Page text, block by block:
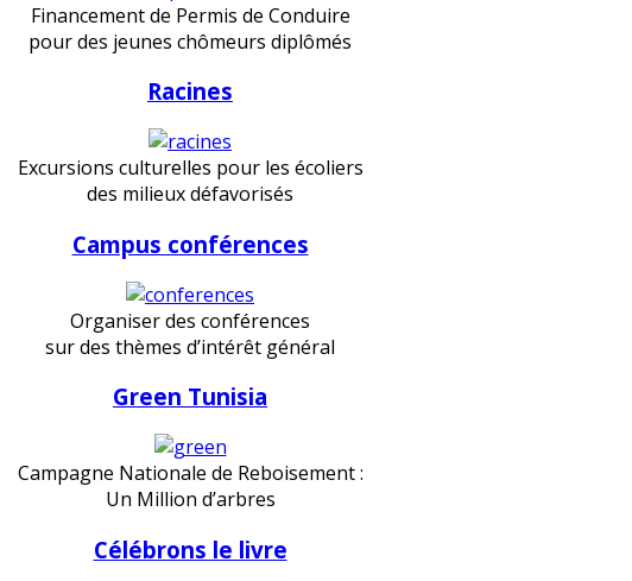
Financement de Permis de Conduire
pour des jeunes chômeurs diplômés
Racines
Excursions culturelles pour les écoliers
des milieux défavorisés
Campus conférences
Organiser des conférences
sur des thèmes d’intérêt général
Green Tunisia
Campagne Nationale de Reboisement :
Un Million d’arbres
Célébrons le livre